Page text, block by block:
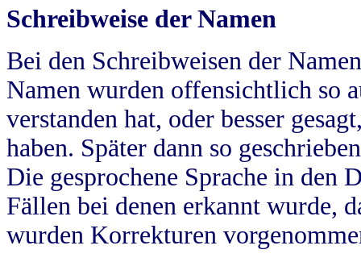
Schreibweise der Namen
Bei den Schreibweisen der
Namen wurden offensichtlich so
verstanden hat, oder besser
haben. Später dann so
Die gesprochene Sprache in
Fällen bei denen erkannt wurde,
wurden Korrekturen